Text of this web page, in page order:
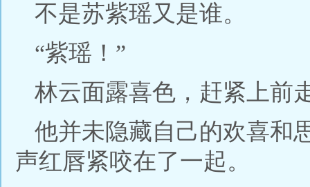
不是苏紫瑶又是谁。
“紫瑶！”
林云面露喜色，赶紧上前
他并未隐藏自己的欢喜和
声红唇紧咬在了一起。